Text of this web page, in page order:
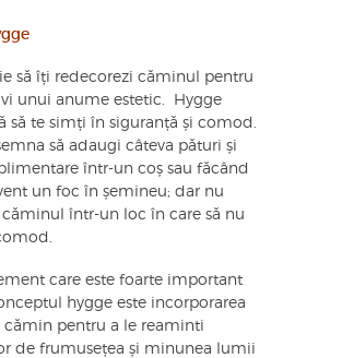
să îți redecorezi căminul pentru
unui anume estetic. Hygge
să te simți în siguranță și comod.
să adaugi câteva pături și
într-un coș sau făcând
un foc în șemineu; dar nu
într-un loc în care să nu
care este foarte important
hygge este incorporarea
cămin pentru a le reaminti
de frumusețea și minunea lumii